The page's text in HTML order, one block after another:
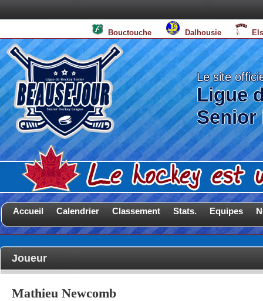
Bouctouche Dalhousie
Le site
Ligue
Senior
Accueil Calendrier Classement Stats. Equipes
Joueur
Mathieu Newcomb